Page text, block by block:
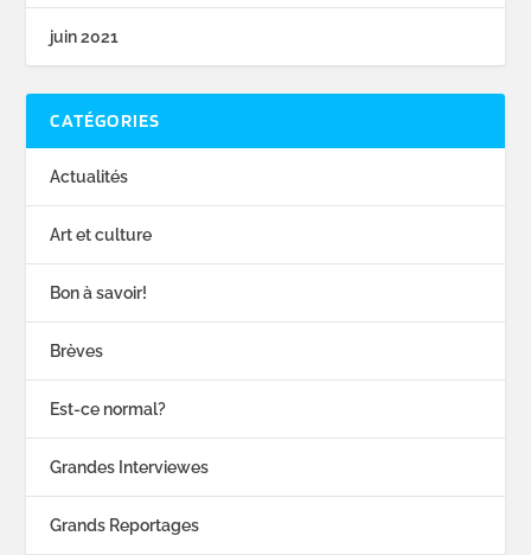
juin 2021
CATÉGORIES
Actualités
Art et culture
Bon à savoir!
Brèves
Est-ce normal?
Grandes Interviewes
Grands Reportages